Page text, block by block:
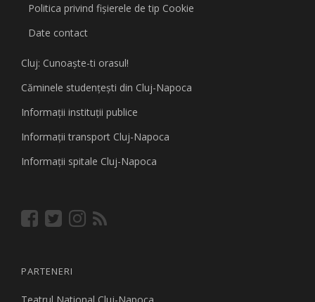
Politica privind fişierele de tip Cookie
Date contact
Cluj: Cunoaşte-ti orasul!
Căminele studenţeşti din Cluj-Napoca
Informaţii instituţii publice
Informaţii transport Cluj-Napoca
Informaţii spitale Cluj-Napoca
PARTENERI